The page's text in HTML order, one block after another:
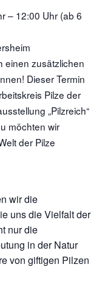
– 12:00 Uhr (ab 6
einen zusätzlichen
Dieser Termin
Pilze der
„Pilzreich“
möchten wir
der Pilze
wir die
uns die Vielfalt der
nur die
in der Natur
von giftigen Pilzen